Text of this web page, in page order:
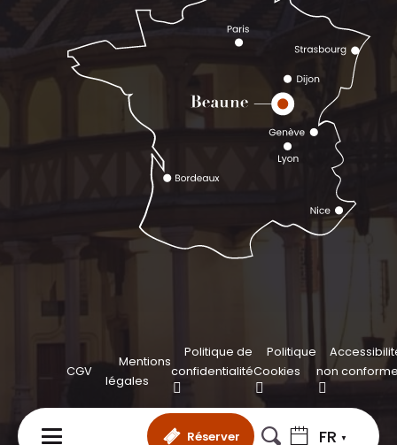
Réserver FR
CGV
Mentions
légales
Politique de
confidentialité
Politique
Cookies
non